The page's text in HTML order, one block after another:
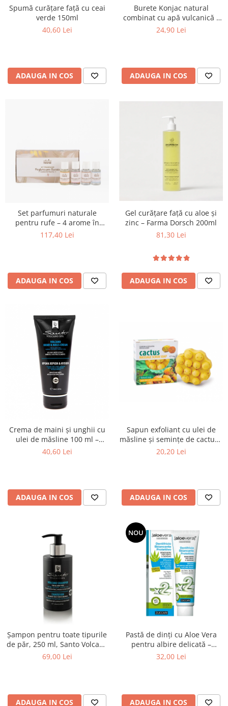
Spumă curățare față cu ceai
verde 150ml
40,60 Lei
ADAUGA IN COS
Burete Konjac natural
combinat cu apă vulcanică -
Santo Volcano Spa
24,90 Lei
ADAUGA IN COS
Set parfumuri naturale
pentru rufe – 4 arome în
miniaturi ecologice
117,40 Lei
ADAUGA IN COS
Gel curățare față cu aloe și
zinc – Farma Dorsch 200ml
81,30 Lei
ADAUGA IN COS
Crema de maini și unghii cu
ulei de măsline 100 ml –
Santo Volcano Spa
40,60 Lei
ADAUGA IN COS
Sapun exfoliant cu ulei de
măsline și semințe de cactus -
Olive Spa
20,20 Lei
ADAUGA IN COS
Șampon pentru toate tipurile
de păr, 250 ml, Santo Volcano
Spa
69,00 Lei
ADAUGA IN COS
NOU
Pastă de dinți cu Aloe Vera
pentru albire delicată –
Zuccari Protective Whitening
32,00 Lei
ADAUGA IN COS